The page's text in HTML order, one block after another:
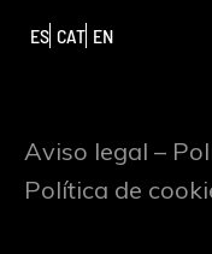
ES CAT EN
Aviso legal –
Política de